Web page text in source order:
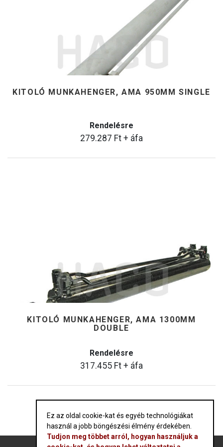
KITOLÓ MUNKAHENGER, AMA 950MM SINGLE
Rendelésre
279.287 Ft + áfa
KITOLÓ MUNKAHENGER, AMA 1300MM
DOUBLE
Rendelésre
317.455 Ft + áfa
Ez az oldal cookie-kat és egyéb technológiákat
használ a jobb böngészési élmény érdekében.
Tudjon meg többet arról, hogyan használjuk a